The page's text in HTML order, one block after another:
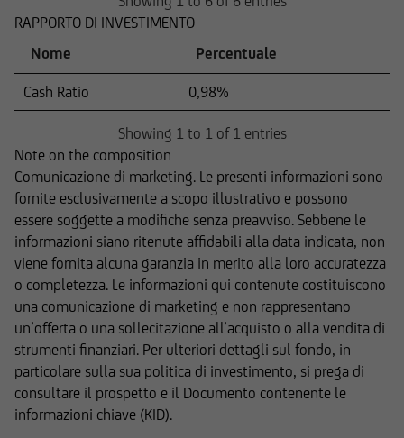
RAPPORTO DI INVESTIMENTO
Nome
Percentuale
Cash Ratio 0,98%
Showing 1 to 1 of 1 entries
Note on the composition
Comunicazione di marketing. Le presenti informazioni sono
fornite esclusivamente a scopo illustrativo e possono
essere soggette a modifiche senza preavviso. Sebbene le
informazioni siano ritenute affidabili alla data indicata, non
viene fornita alcuna garanzia in merito alla loro accuratezza
o completezza. Le informazioni qui contenute costituiscono
una comunicazione di marketing e non rappresentano
un’offerta o una sollecitazione all’acquisto o alla vendita di
strumenti finanziari. Per ulteriori dettagli sul fondo, in
particolare sulla sua politica di investimento, si prega di
consultare il prospetto e il Documento contenente le
informazioni chiave (KID).